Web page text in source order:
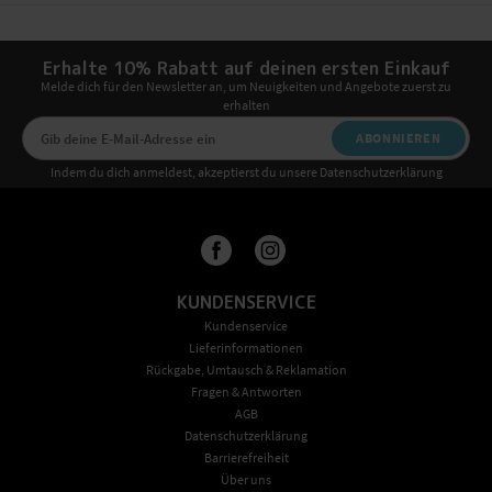
Erhalte 10% Rabatt auf deinen ersten Einkauf
Melde dich für den Newsletter an, um Neuigkeiten und Angebote zuerst zu
erhalten
ABONNIEREN
Indem du dich anmeldest, akzeptierst du unsere Datenschutzerklärung
KUNDENSERVICE
Kundenservice
Lieferinformationen
Rückgabe, Umtausch & Reklamation
Fragen & Antworten
AGB
Datenschutzerklärung
Barrierefreiheit
Über uns